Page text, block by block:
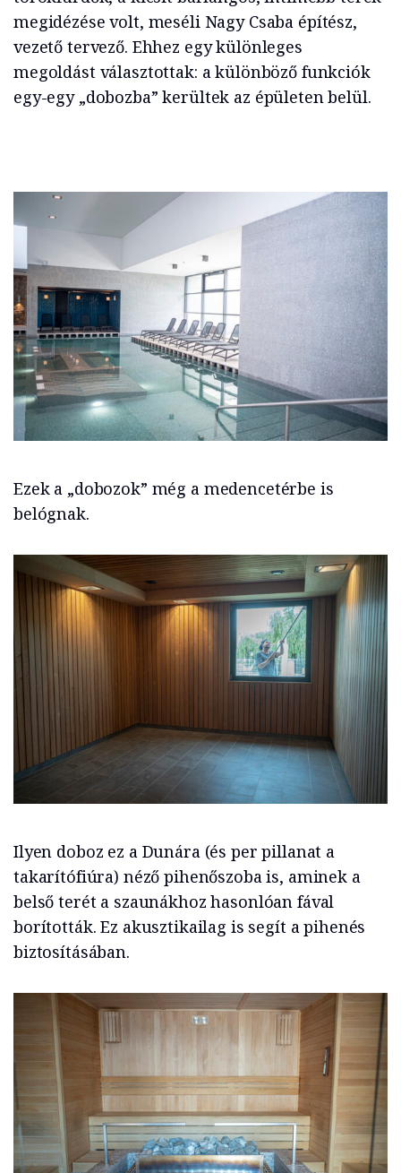
megidézése volt, meséli Nagy Csaba építész,
vezető tervező. Ehhez egy különleges
megoldást választottak: a különböző funkciók
egy-egy „dobozba” kerültek az épületen belül.
Ezek a „dobozok” még a medencetérbe is
belógnak.
Ilyen doboz ez a Dunára (és per pillanat a
takarítófiúra) néző pihenőszoba is, aminek a
belső terét a szaunákhoz hasonlóan fával
borították. Ez akusztikailag is segít a pihenés
biztosításában.